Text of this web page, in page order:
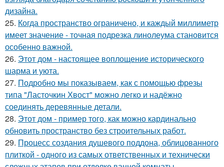
дизайна.
25. Когда пространство ограничено, и каждый миллиметр
имеет значение - точная подрезка линолеума становится
особенно важной.
26. Этот дом - настоящее воплощение исторического
шарма и уюта.
27. Подробно мы показываем, как с помощью фрезы
типа "Ласточкин Хвост" можно легко и надёжно
соединять деревянные детали.
28. Этот дом - пример того, как можно кардинально
обновить пространство без строительных работ.
29. Процесс создания душевого поддона, облицованного
плиткой - одного из самых ответственных и технически